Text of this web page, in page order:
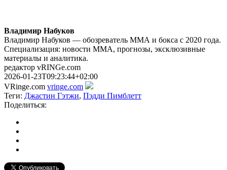
Владимир Набуков
Владимир Набуков — обозреватель ММА и бокса с 2020 года.
Специализация: новости ММА, прогнозы, эксклюзивные
материалы и аналитика.
редактор vRINGe.com
2026-01-23T09:23:44+02:00
VRinge.com vringe.com
Теги: Джастин Гэтжи, Пэдди Пимблетт
Поделиться: